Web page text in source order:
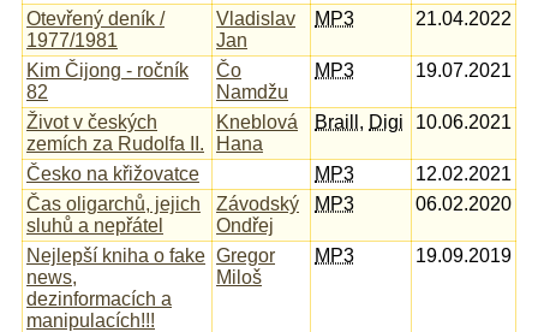
Otevřený deník /
1977/1981
Vladislav
Jan
MP3 21.04.2022
Kim Čijong - ročník
82
Čo
Namdžu
MP3 19.07.2021
Život v českých
zemích za Rudolfa II.
Kneblová
Hana
Braill , Digi 10.06.2021
Česko na křižovatce MP3
12.02.2021
Čas oligarchů, jejich
sluhů a nepřátel
Závodský
Ondřej
MP3 06.02.2020
Nejlepší kniha o fake
news,
dezinformacích a
manipulacích!!!
Gregor
Miloš
MP3 19.09.2019